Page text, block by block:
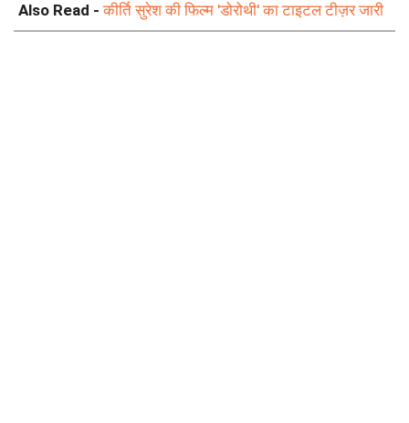
Also Read -कीर्ति सुरेश की फिल्म 'डोरोथी' का टाइटल टीज़र जारी